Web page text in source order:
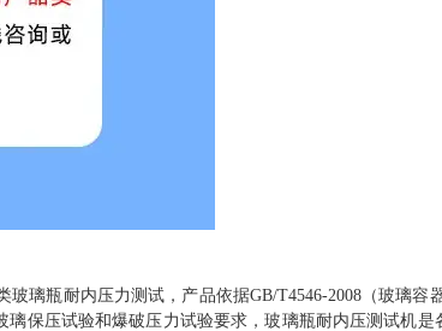
璃瓶耐内压力测试，产品依据GB/T4546-2008（玻璃容
保压试验和爆破压力试验要求，玻璃瓶耐内压测试机是